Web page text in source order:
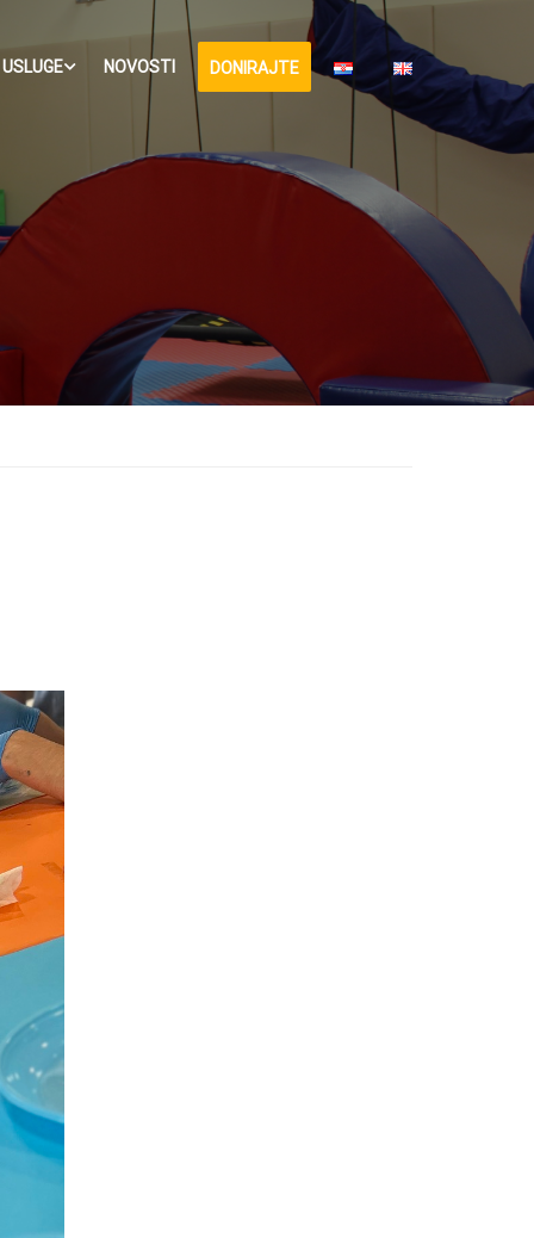
USLUGE NOVOSTI DONIRAJTE